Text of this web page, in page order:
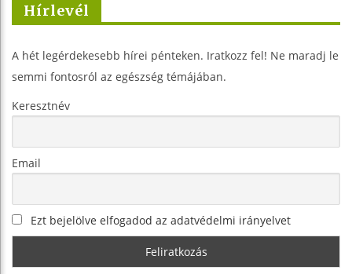
Hírlevél
A hét legérdekesebb hírei pénteken. Iratkozz fel! Ne maradj le
semmi fontosról az egészség témájában.
Keresztnév
Email
Ezt bejelölve elfogadod az adatvédelmi irányelvet